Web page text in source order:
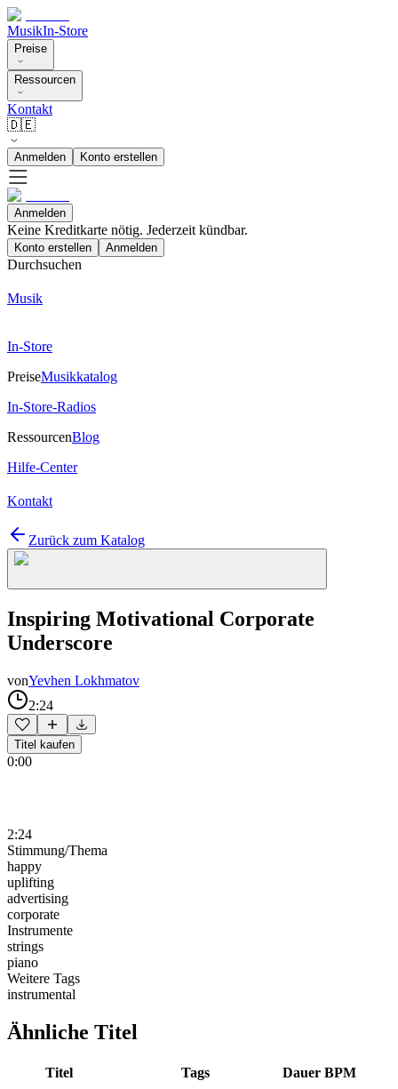
MusikIn-Store
Preise
Ressourcen
Kontakt
🇩🇪
Anmelden Konto erstellen
Anmelden
Keine Kreditkarte nötig. Jederzeit kündbar.
Konto erstellen Anmelden
Durchsuchen
Musik
In-Store
PreiseMusikkatalog
In-Store-Radios
RessourcenBlog
Hilfe-Center
Kontakt
Zurück zum Katalog
Inspiring Motivational Corporate
Underscore
vonYevhen Lokhmatov
2:24
Titel kaufen
0:00
2:24
Stimmung/Thema
happy
uplifting
advertising
corporate
Instrumente
strings
piano
Weitere Tags
instrumental
Ähnliche Titel
Titel Tags Dauer BPM